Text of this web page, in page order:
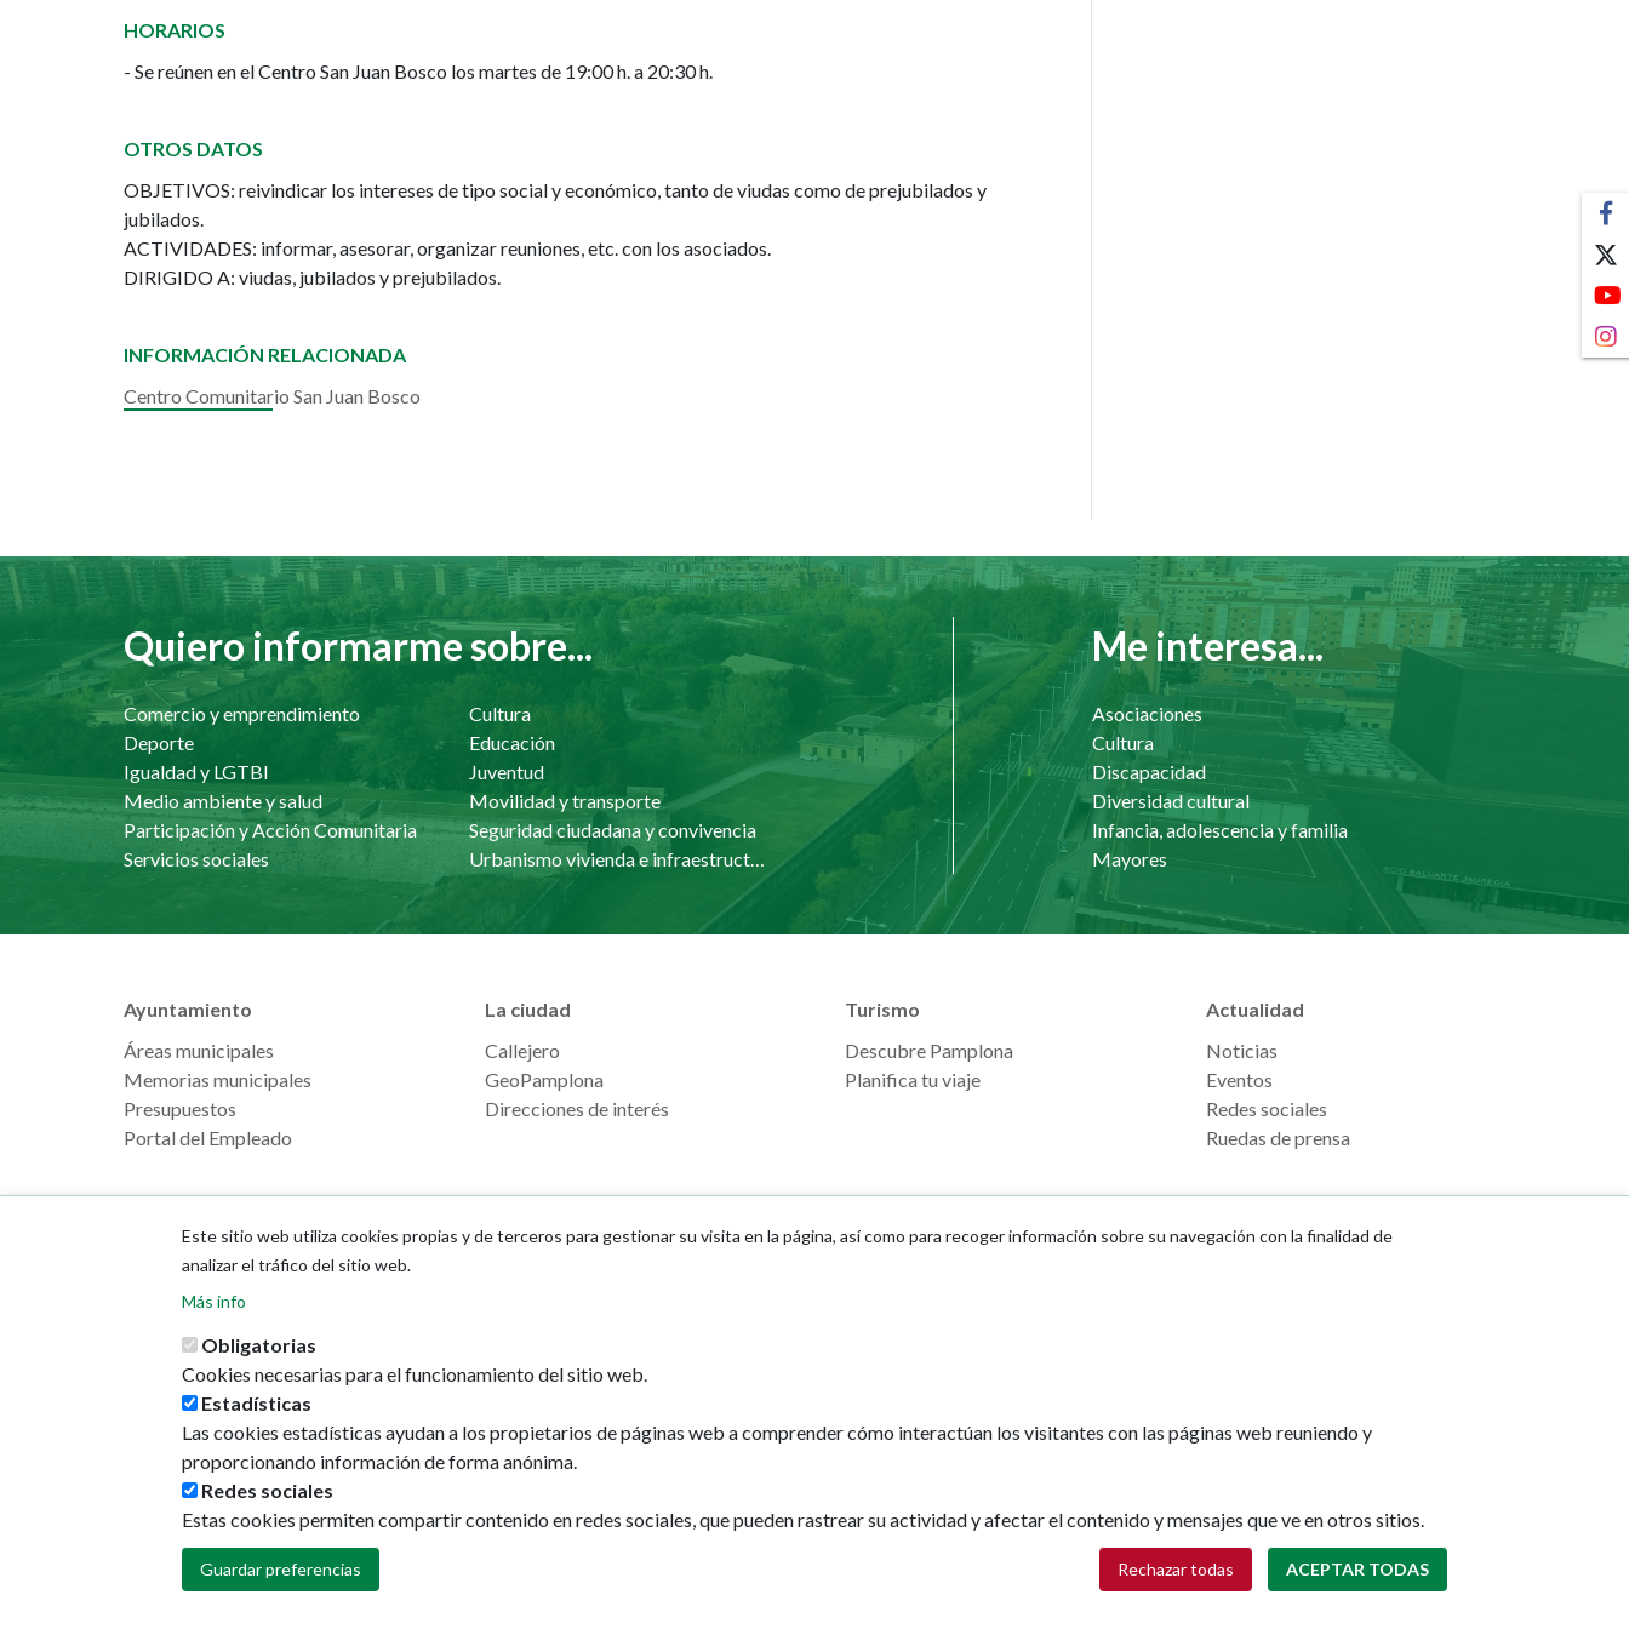
HORARIOS
- Se reúnen en el Centro San Juan Bosco los martes de 19:00 h. a 20:30 h.
OTROS DATOS
OBJETIVOS: reivindicar los intereses de tipo social y económico, tanto de viudas como de prejubilados y
jubilados.
ACTIVIDADES: informar, asesorar, organizar reuniones, etc. con los asociados.
DIRIGIDO A: viudas, jubilados y prejubilados.
INFORMACIÓN RELACIONADA
Centro Comunitario San Juan Bosco
Quiero informarme sobre...
Comercio y emprendimiento
Cultura
Deporte
Educación
Igualdad y LGTBI
Juventud
Medio ambiente y salud
Movilidad y transporte
Participación y Acción Comunitaria
Seguridad ciudadana y convivencia
Servicios sociales
Urbanismo vivienda e infraestructuras
Me interesa...
Asociaciones
Cultura
Discapacidad
Diversidad cultural
Infancia, adolescencia y familia
Mayores
Ayuntamiento
Áreas municipales
Memorias municipales
Presupuestos
Portal del Empleado
La ciudad
Callejero
GeoPamplona
Direcciones de interés
Turismo
Descubre Pamplona
Planifica tu viaje
Actualidad
Noticias
Eventos
Redes sociales
Ruedas de prensa
31001 - Pamplona
Política de privacidad
Este sitio web utiliza cookies propias y de terceros para gestionar su visita en la página, así como para recoger información sobre su navegación con la finalidad de
analizar el tráfico del sitio web.
Más info
Obligatorias
Cookies necesarias para el funcionamiento del sitio web.
Estadísticas
Las cookies estadísticas ayudan a los propietarios de páginas web a comprender cómo interactúan los visitantes con las páginas web reuniendo y
proporcionando información de forma anónima.
Redes sociales
Estas cookies permiten compartir contenido en redes sociales, que pueden rastrear su actividad y afectar el contenido y mensajes que ve en otros sitios.
Guardar preferencias Rechazar todas ACEPTAR TODAS
Retirar consentimiento